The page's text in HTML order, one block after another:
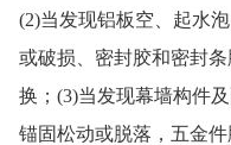
(2)当发现铝板空、起水
或破损、密封胶和密封
换；(3)当发现幕墙构件
锚固松动或脱落，五金